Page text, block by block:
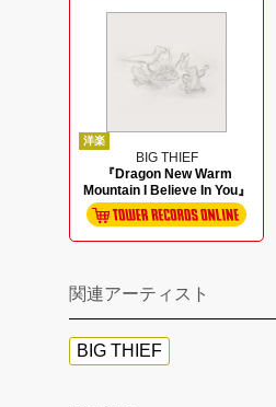
洋楽
BIG THIEF
『Dragon New Warm
Mountain I Believe In You』
関連アーティスト
BIG THIEF